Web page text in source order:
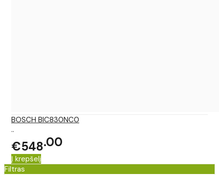
BOSCH BIC830NC0
..
€548 00
Į krepšelį
Filtras